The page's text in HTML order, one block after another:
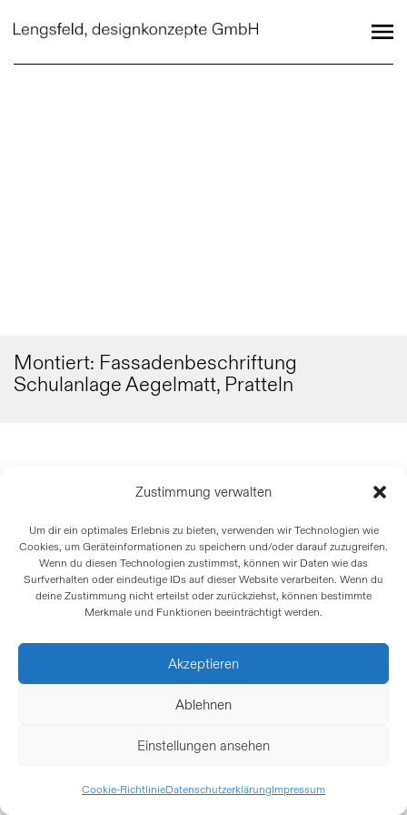
Zustimmung verwalten
Um dir ein optimales Erlebnis zu bieten, verwenden wir Technologien wie
Cookies, um Geräteinformationen zu speichern und/oder darauf zuzugreifen.
Wenn du diesen Technologien zustimmst, können wir Daten wie das
Surfverhalten oder eindeutige IDs auf dieser Website verarbeiten. Wenn du
deine Zustimmung nicht erteilst oder zurückziehst, können bestimmte
Merkmale und Funktionen beeinträchtigt werden.
Akzeptieren
Ablehnen
Einstellungen ansehen
Cookie-RichtlinieDatenschutzerklärungImpressum
Montiert: Fassadenbeschriftung
Schulanlage Aegelmatt, Pratteln